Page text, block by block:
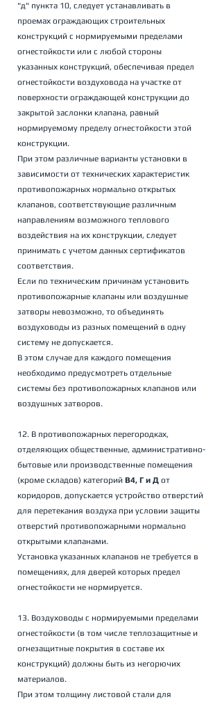
"д" пункта 10, следует устанавливать в
проемах ограждающих строительных
конструкций с нормируемыми пределами
огнестойкости или с любой стороны
указанных конструкций, обеспечивая предел
огнестойкости воздуховода на участке от
поверхности ограждающей конструкции до
закрытой заслонки клапана, равный
нормируемому пределу огнестойкости этой
конструкции.
При этом различные варианты установки в
зависимости от технических характеристик
противопожарных нормально открытых
клапанов, соответствующие различным
направлениям возможного теплового
воздействия на их конструкции, следует
принимать с учетом данных сертификатов
соответствия.
Если по техническим причинам установить
противопожарные клапаны или воздушные
затворы невозможно, то объединять
воздуховоды из разных помещений в одну
систему не допускается.
В этом случае для каждого помещения
необходимо предусмотреть отдельные
системы без противопожарных клапанов или
воздушных затворов.
12. В противопожарных перегородках,
отделяющих общественные, административно-
бытовые или производственные помещения
(кроме складов) категорий В4, Г и Д от
коридоров, допускается устройство отверстий
для перетекания воздуха при условии защиты
отверстий противопожарными нормально
открытыми клапанами.
Установка указанных клапанов не требуется в
помещениях, для дверей которых предел
огнестойкости не нормируется.
13. Воздуховоды с нормируемыми пределами
огнестойкости (в том числе теплозащитные и
огнезащитные покрытия в составе их
конструкций) должны быть из негорючих
материалов.
При этом толщину листовой стали для